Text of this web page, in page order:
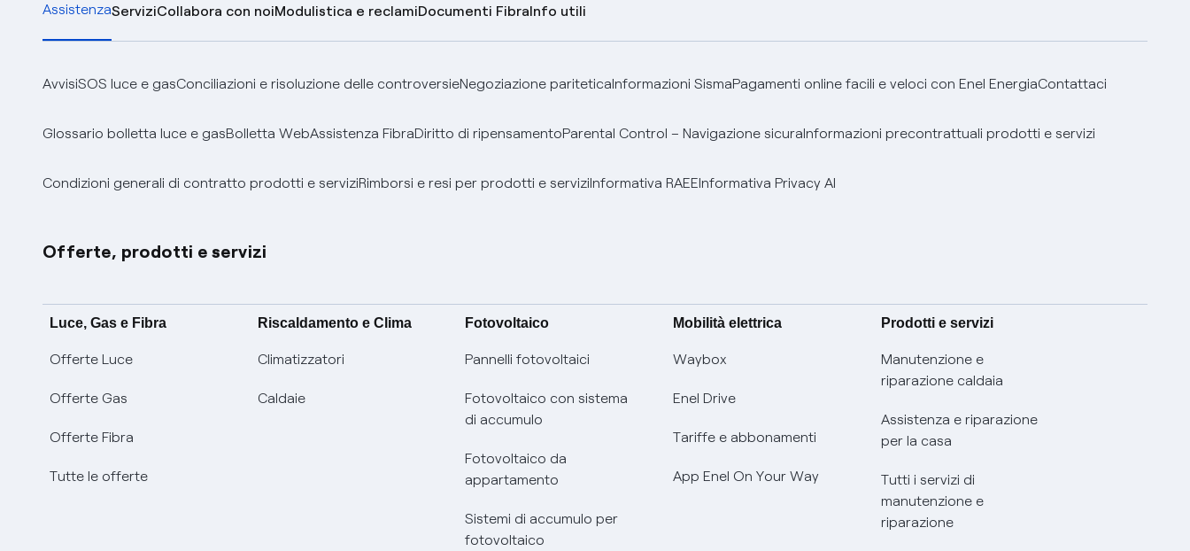
AssistenzaServiziCollabora con noiModulistica e reclamiDocumenti FibraInfo utili
AvvisiSOS luce e gasConciliazioni e risoluzione delle controversieNegoziazione pariteticaInformazioni SismaPagamenti online facili e veloci con Enel EnergiaContattaci
Glossario bolletta luce e gasBolletta WebAssistenza FibraDiritto di ripensamentoParental Control – Navigazione sicuraInformazioni precontrattuali prodotti e servizi
Condizioni generali di contratto prodotti e serviziRimborsi e resi per prodotti e serviziInformativa RAEEInformativa Privacy AI
Offerte, prodotti e servizi
Luce, Gas e Fibra
Offerte Luce
Offerte Gas
Offerte Fibra
Tutte le offerte
Riscaldamento e Clima
Climatizzatori
Caldaie
Fotovoltaico
Pannelli fotovoltaici
Fotovoltaico con sistema
di accumulo
Fotovoltaico da
appartamento
Sistemi di accumulo per
fotovoltaico
Mobilità elettrica
Waybox
Enel Drive
Tariffe e abbonamenti
App Enel On Your Way
Prodotti e servizi
Manutenzione e
riparazione caldaia
Assistenza e riparazione
per la casa
Tutti i servizi di
manutenzione e
riparazione